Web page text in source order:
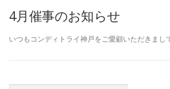
4月催事のお知らせ
いつもコンディトライ神戸をご愛顧いただきまし